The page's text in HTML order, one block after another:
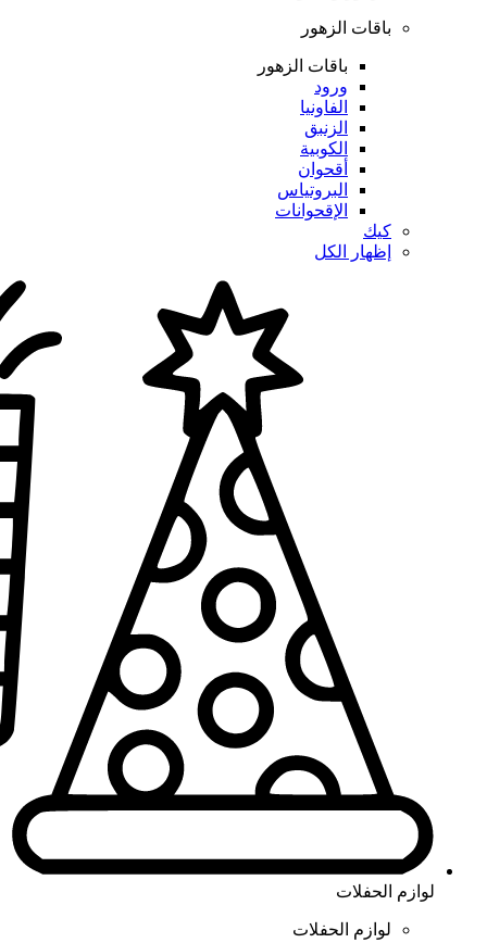
باقات الزهور
باقات الزهور
ورود
الفاونيا
الزنبق
الكوبية
أقحوان
البروتياس
الإقحوانات
كيك
إظهار الكل
لوازم الحفلات
لوازم الحفلات